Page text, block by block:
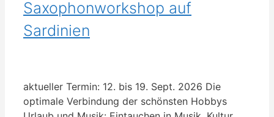
Saxophonworkshop auf
Sardinien
aktueller Termin: 12. bis 19. Sept. 2026 Die
optimale Verbindung der schönsten Hobbys